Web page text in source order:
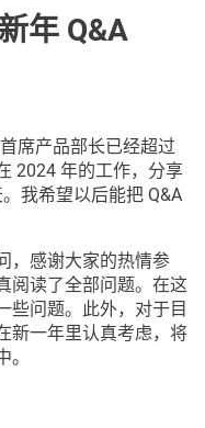
年 Q&A
席产品部长已经超过
2024 年的工作，分享
我希望以后能把 Q&A
，感谢大家的热情参
阅读了全部问题。在这
些问题。此外，对于目
新一年里认真考虑，将